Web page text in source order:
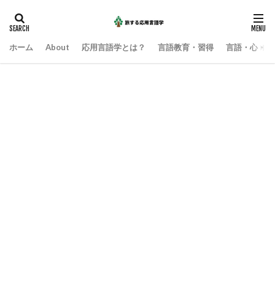
ホーム About 応用言語学とは？ 言語教育・習得 言語・心・